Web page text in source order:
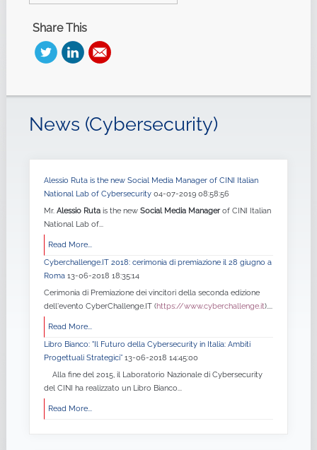
Share This
News (Cybersecurity)
Alessio Ruta is the new Social Media Manager of CINI Italian
National Lab of Cybersecurity 04-07-2019 08:58:56
Mr. Alessio Rutais the new Social Media Managerof CINI Italian
National Lab of...
Read More...
Cyberchallenge.IT 2018: cerimonia di premiazione il 28 giugno a
Roma 13-06-2018 18:35:14
Cerimonia di Premiazione dei vincitori della seconda edizione
dell'evento CyberChallenge.IT (https://www.cyberchallenge.it)....
Read More...
Libro Bianco: "Il Futuro della Cybersecurity in Italia: Ambiti
Progettuali Strategici” 13-06-2018 14:45:00
Alla fine del 2015, il Laboratorio Nazionale di Cybersecurity
del CINI ha realizzato un Libro Bianco...
Read More...